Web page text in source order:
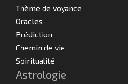
Thème de voyance
Oracles
Prédiction
Chemin de vie
Spiritualité
Astrologie